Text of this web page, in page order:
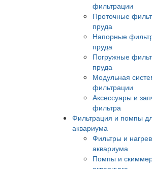
фильтрации
Проточные
пруда
Напорные
пруда
Погружные
пруда
Модульная
фильтрации
Аксессуары и
фильтра
Фильтрация и помпы
аквариума
Фильтры и
аквариума
Помпы и